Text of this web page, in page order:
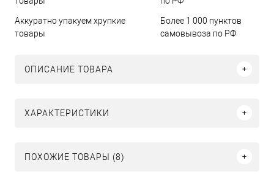
Аккуратно упакуем хрупкие
товары
Более 1 000 пунктов
самовывоза по РФ
ОПИСАНИЕ ТОВАРА
ХАРАКТЕРИСТИКИ
ПОХОЖИЕ ТОВАРЫ (8)